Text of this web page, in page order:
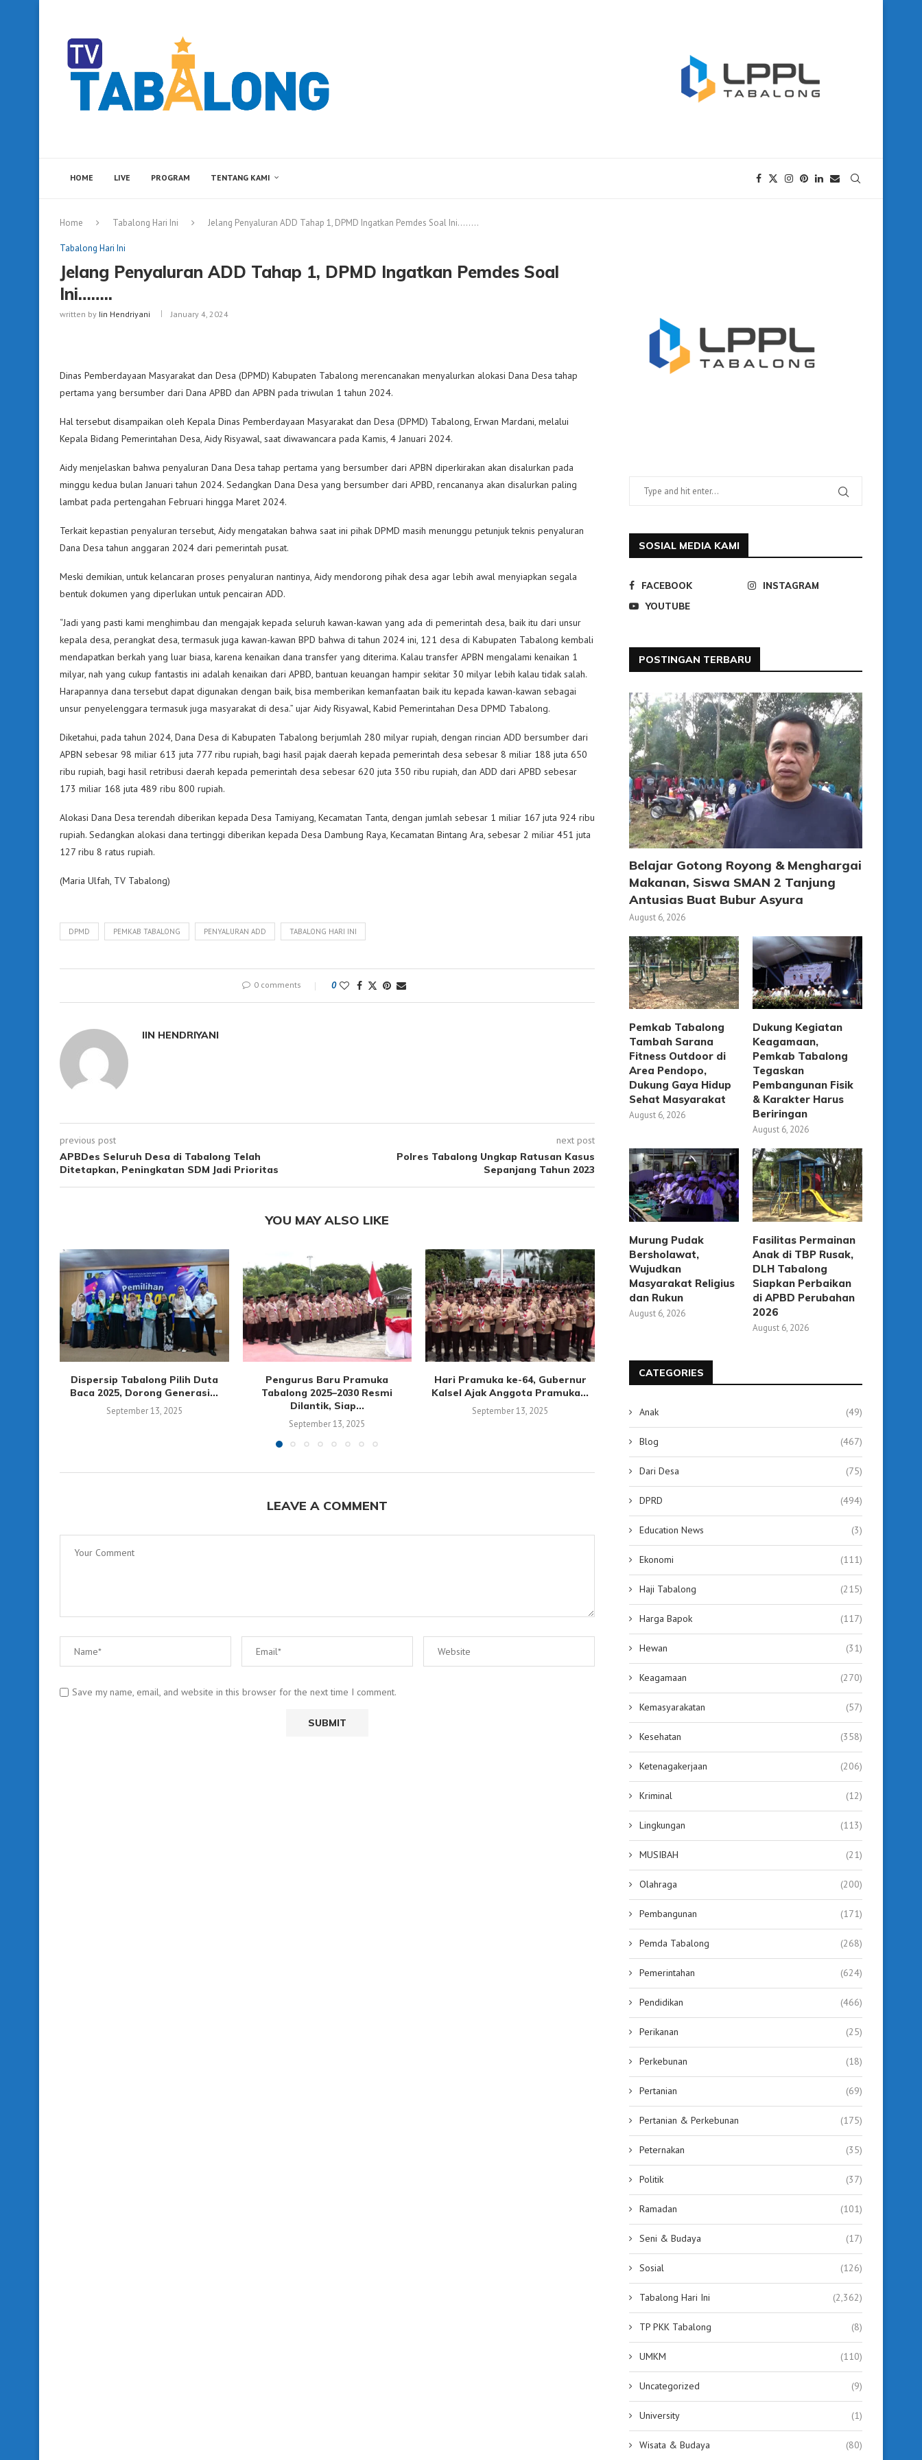
HOME LIVE PROGRAM TENTANG KAMI
Home Tabalong Hari Ini Jelang Penyaluran ADD Tahap 1, DPMD Ingatkan Pemdes Soal Ini……..
Tabalong Hari Ini
Jelang Penyaluran ADD Tahap 1, DPMD Ingatkan Pemdes Soal
Ini……..
written by Iin Hendriyani January 4, 2024
Dinas Pemberdayaan Masyarakat dan Desa (DPMD) Kabupaten Tabalong merencanakan menyalurkan alokasi Dana Desa tahap
pertama yang bersumber dari Dana APBD dan APBN pada triwulan 1 tahun 2024.
Hal tersebut disampaikan oleh Kepala Dinas Pemberdayaan Masyarakat dan Desa (DPMD) Tabalong, Erwan Mardani, melalui
Kepala Bidang Pemerintahan Desa, Aidy Risyawal, saat diwawancara pada Kamis, 4 Januari 2024.
Aidy menjelaskan bahwa penyaluran Dana Desa tahap pertama yang bersumber dari APBN diperkirakan akan disalurkan pada
minggu kedua bulan Januari tahun 2024. Sedangkan Dana Desa yang bersumber dari APBD, rencananya akan disalurkan paling
lambat pada pertengahan Februari hingga Maret 2024.
Terkait kepastian penyaluran tersebut, Aidy mengatakan bahwa saat ini pihak DPMD masih menunggu petunjuk teknis penyaluran
Dana Desa tahun anggaran 2024 dari pemerintah pusat.
Meski demikian, untuk kelancaran proses penyaluran nantinya, Aidy mendorong pihak desa agar lebih awal menyiapkan segala
bentuk dokumen yang diperlukan untuk pencairan ADD.
“Jadi yang pasti kami menghimbau dan mengajak kepada seluruh kawan-kawan yang ada di pemerintah desa, baik itu dari unsur
kepala desa, perangkat desa, termasuk juga kawan-kawan BPD bahwa di tahun 2024 ini, 121 desa di Kabupaten Tabalong kembali
mendapatkan berkah yang luar biasa, karena kenaikan dana transfer yang diterima. Kalau transfer APBN mengalami kenaikan 1
milyar, nah yang cukup fantastis ini adalah kenaikan dari APBD, bantuan keuangan hampir sekitar 30 milyar lebih kalau tidak salah.
Harapannya dana tersebut dapat digunakan dengan baik, bisa memberikan kemanfaatan baik itu kepada kawan-kawan sebagai
unsur penyelenggara termasuk juga masyarakat di desa.” ujar Aidy Risyawal, Kabid Pemerintahan Desa DPMD Tabalong.
Diketahui, pada tahun 2024, Dana Desa di Kabupaten Tabalong berjumlah 280 milyar rupiah, dengan rincian ADD bersumber dari
APBN sebesar 98 miliar 613 juta 777 ribu rupiah, bagi hasil pajak daerah kepada pemerintah desa sebesar 8 miliar 188 juta 650
ribu rupiah, bagi hasil retribusi daerah kepada pemerintah desa sebesar 620 juta 350 ribu rupiah, dan ADD dari APBD sebesar
173 miliar 168 juta 489 ribu 800 rupiah.
Alokasi Dana Desa terendah diberikan kepada Desa Tamiyang, Kecamatan Tanta, dengan jumlah sebesar 1 miliar 167 juta 924 ribu
rupiah. Sedangkan alokasi dana tertinggi diberikan kepada Desa Dambung Raya, Kecamatan Bintang Ara, sebesar 2 miliar 451 juta
127 ribu 8 ratus rupiah.
(Maria Ulfah, TV Tabalong)
DPMD PEMKAB TABALONG PENYALURAN ADD TABALONG HARI INI
0 comments 0
IIN HENDRIYANI
previous post
APBDes Seluruh Desa di Tabalong Telah
Ditetapkan, Peningkatan SDM Jadi Prioritas
next post
Polres Tabalong Ungkap Ratusan Kasus
Sepanjang Tahun 2023
YOU MAY ALSO LIKE
Dispersip Tabalong Pilih Duta
Baca 2025, Dorong Generasi...
September 13, 2025
Pengurus Baru Pramuka
Tabalong 2025–2030 Resmi
Dilantik, Siap...
September 13, 2025
Hari Pramuka ke-64, Gubernur
Kalsel Ajak Anggota Pramuka...
September 13, 2025
KCM Tabalong Diresmikan,
Sekaligus Ruang...
September 12, 2025
September 12, 2025
LEAVE A COMMENT
Save my name, email, and website in this browser for the next time I comment.
SOSIAL MEDIA KAMI
FACEBOOK
INSTAGRAM
YOUTUBE
POSTINGAN TERBARU
Belajar Gotong Royong & Menghargai
Makanan, Siswa SMAN 2 Tanjung
Antusias Buat Bubur Asyura
August 6, 2026
Pemkab Tabalong
Tambah Sarana
Fitness Outdoor di
Area Pendopo,
Dukung Gaya Hidup
Sehat Masyarakat
August 6, 2026
Dukung Kegiatan
Keagamaan,
Pemkab Tabalong
Tegaskan
Pembangunan Fisik
& Karakter Harus
Beriringan
August 6, 2026
Murung Pudak
Bersholawat,
Wujudkan
Masyarakat Religius
dan Rukun
August 6, 2026
Fasilitas Permainan
Anak di TBP Rusak,
DLH Tabalong
Siapkan Perbaikan
di APBD Perubahan
2026
August 6, 2026
CATEGORIES
Anak (49)
Blog (467)
Dari Desa (75)
DPRD (494)
Education News (3)
Ekonomi (111)
Haji Tabalong (215)
Harga Bapok (117)
Hewan (31)
Keagamaan (270)
Kemasyarakatan (57)
Kesehatan (358)
Ketenagakerjaan (206)
Kriminal (12)
Lingkungan (113)
MUSIBAH (21)
Olahraga (200)
Pembangunan (171)
Pemda Tabalong (268)
Pemerintahan (624)
Pendidikan (466)
Perikanan (25)
Perkebunan (18)
Pertanian (69)
Pertanian & Perkebunan (175)
Peternakan (35)
Politik (37)
Ramadan (101)
Seni & Budaya (17)
Sosial (126)
Tabalong Hari Ini (2,362)
TP PKK Tabalong (8)
UMKM (110)
Uncategorized (9)
University (1)
Wisata & Budaya (80)